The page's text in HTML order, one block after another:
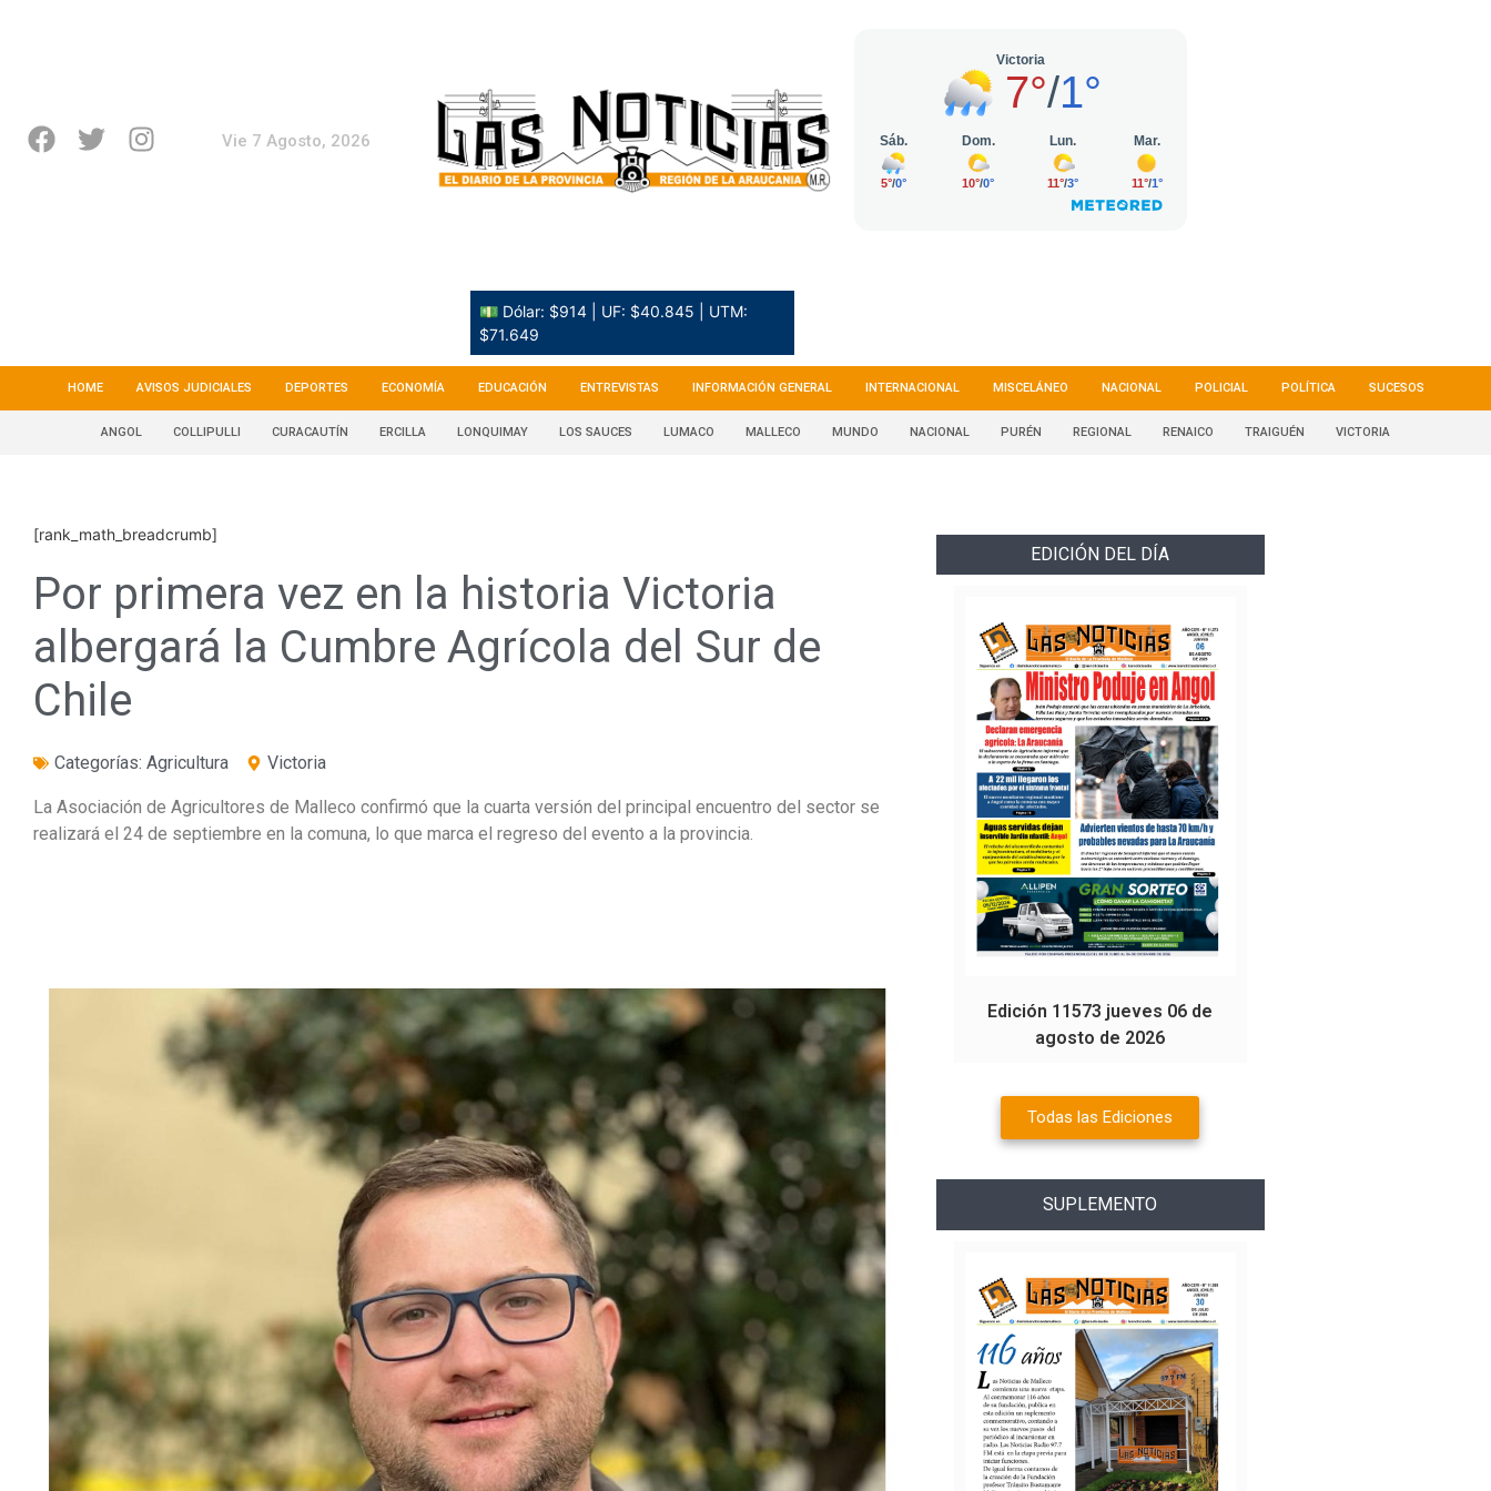
Vie 7 Agosto, 2026
💵 Dólar: $914 | UF: $40.845 | UTM:
$71.649
HOME AVISOS JUDICIALES DEPORTES ECONOMÍA EDUCACIÓN ENTREVISTAS INFORMACIÓN GENERAL INTERNACIONAL MISCELÁNEO NACIONAL POLICIAL POLÍTICA SUCESOS
ANGOL COLLIPULLI CURACAUTÍN ERCILLA LONQUIMAY LOS SAUCES LUMACO MALLECO MUNDO NACIONAL PURÉN REGIONAL RENAICO TRAIGUÉN VICTORIA
[rank_math_breadcrumb]
Por primera vez en la historia Victoria
albergará la Cumbre Agrícola del Sur de
Chile
Categorías: Agricultura Victoria
La Asociación de Agricultores de Malleco confirmó que la cuarta versión del principal encuentro del sector se
realizará el 24 de septiembre en la comuna, lo que marca el regreso del evento a la provincia.
EDICIÓN DEL DÍA
Edición 11573 jueves 06 de
agosto de 2026
Todas las Ediciones
SUPLEMENTO